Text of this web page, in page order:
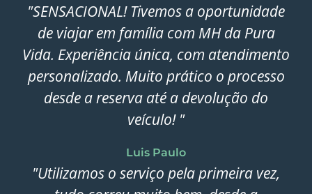
"SENSACIONAL! Tivemos a oportunidade
de viajar em família com MH da Pura
Vida. Experiência única, com atendimento
personalizado. Muito prático o processo
desde a reserva até a devolução do
veículo! "
Luis Paulo
"Utilizamos o serviço pela primeira vez,